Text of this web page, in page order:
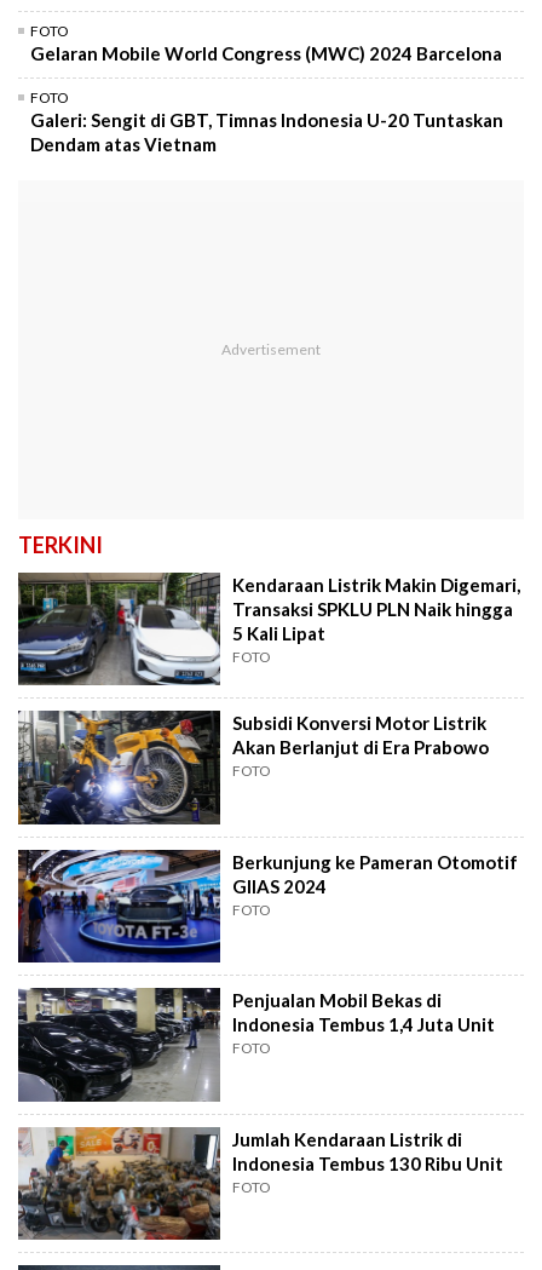
FOTO
Gelaran Mobile World Congress (MWC) 2024 Barcelona
FOTO
Galeri: Sengit di GBT, Timnas Indonesia U-20 Tuntaskan
Dendam atas Vietnam
TERKINI
Kendaraan Listrik Makin Digemari,
Transaksi SPKLU PLN Naik hingga
5 Kali Lipat
FOTO
Subsidi Konversi Motor Listrik
Akan Berlanjut di Era Prabowo
FOTO
Berkunjung ke Pameran Otomotif
GIIAS 2024
FOTO
Penjualan Mobil Bekas di
Indonesia Tembus 1,4 Juta Unit
FOTO
Jumlah Kendaraan Listrik di
Indonesia Tembus 130 Ribu Unit
FOTO